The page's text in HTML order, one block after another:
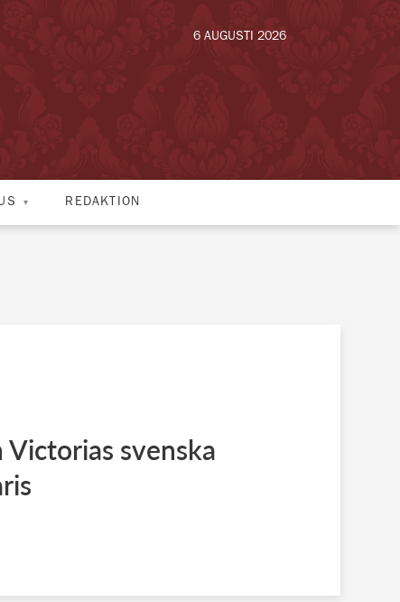
6 AUGUSTI 2026
REDAKTION
Victorias svenska